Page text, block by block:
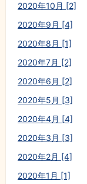
2020年10月 [2]
2020年9月 [4]
2020年8月 [1]
2020年7月 [2]
2020年6月 [2]
2020年5月 [3]
2020年4月 [4]
2020年3月 [3]
2020年2月 [4]
2020年1月 [1]